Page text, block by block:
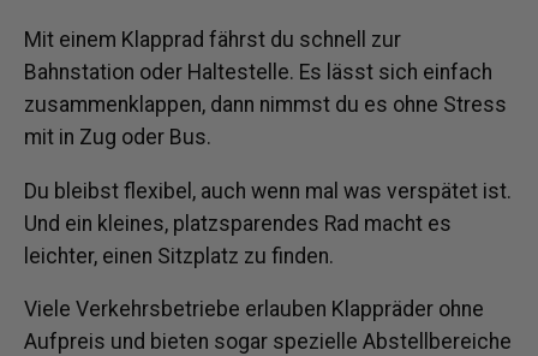
Mit einem Klapprad fährst du schnell zur
Bahnstation oder Haltestelle. Es lässt sich einfach
zusammenklappen, dann nimmst du es ohne Stress
mit in Zug oder Bus.
Du bleibst flexibel, auch wenn mal was verspätet ist.
Und ein kleines, platzsparendes Rad macht es
leichter, einen Sitzplatz zu finden.
Viele Verkehrsbetriebe erlauben Klappräder ohne
Aufpreis und bieten sogar spezielle Abstellbereiche